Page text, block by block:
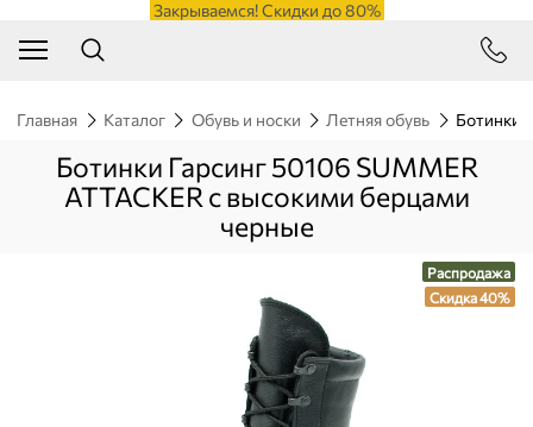
Закрываемся! Скидки до 80%
Главная Каталог Обувь и носки Летняя обувь Ботинки
Ботинки Гарсинг 50106 SUMMER
ATTACKER с высокими берцами
черные
Распродажа
Скидка 40%